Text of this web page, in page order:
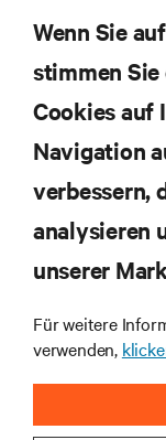
BLEIBEN SIE MIT
Nutzungsbedingungen
Wenn Sie
stimmen
Cookies auf
Navigation
verbessern,
analysieren
unserer
Für weitere
verwenden,